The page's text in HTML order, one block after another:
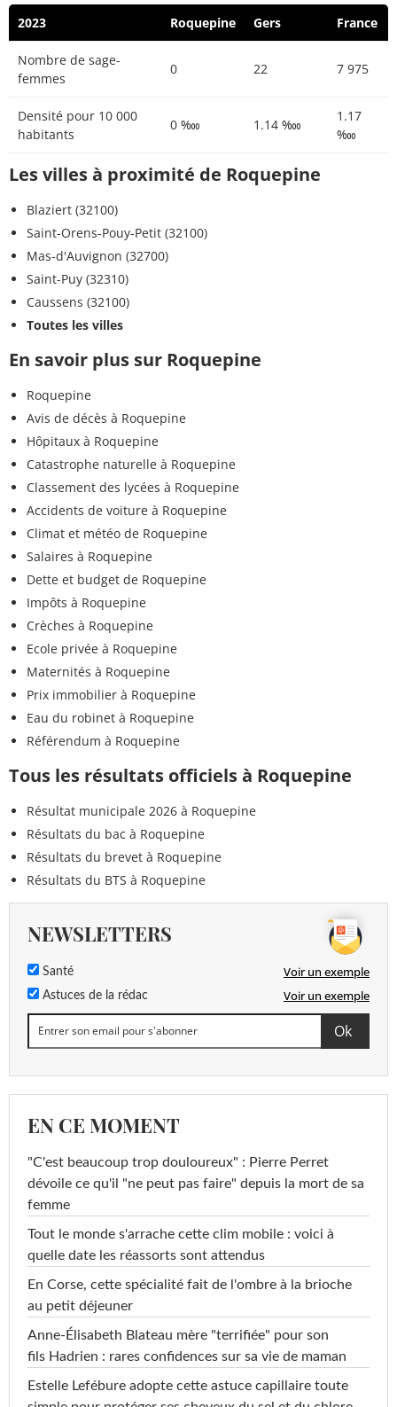
2023 Roquepine Gers France
Nombre de sage-
femmes
0 22 7 975
Densité pour 10 000
habitants
0 ‱ 1.14 ‱
1.17
‱
Les villes à proximité de Roquepine
Blaziert (32100)
Saint-Orens-Pouy-Petit (32100)
Mas-d'Auvignon (32700)
Saint-Puy (32310)
Caussens (32100)
Toutes les villes
En savoir plus sur Roquepine
Roquepine
Avis de décès à Roquepine
Hôpitaux à Roquepine
Catastrophe naturelle à Roquepine
Classement des lycées à Roquepine
Accidents de voiture à Roquepine
Climat et météo de Roquepine
Salaires à Roquepine
Dette et budget de Roquepine
Impôts à Roquepine
Crèches à Roquepine
Ecole privée à Roquepine
Maternités à Roquepine
Prix immobilier à Roquepine
Eau du robinet à Roquepine
Référendum à Roquepine
Tous les résultats officiels à Roquepine
Résultat municipale 2026 à Roquepine
Résultats du bac à Roquepine
Résultats du brevet à Roquepine
Résultats du BTS à Roquepine
NEWSLETTERS
Santé Voir un exemple
Astuces de la rédac Voir un exemple
EN CE MOMENT
"C'est beaucoup trop douloureux" : Pierre Perret
dévoile ce qu'il "ne peut pas faire" depuis la mort de sa
femme
Tout le monde s'arrache cette clim mobile : voici à
quelle date les réassorts sont attendus
En Corse, cette spécialité fait de l'ombre à la brioche
au petit déjeuner
Anne-Élisabeth Blateau mère "terrifiée" pour son
fils Hadrien : rares confidences sur sa vie de maman
Estelle Lefébure adopte cette astuce capillaire toute